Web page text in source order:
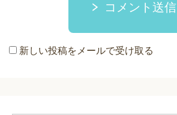
コメント送信
新しい投稿をメールで受け取る